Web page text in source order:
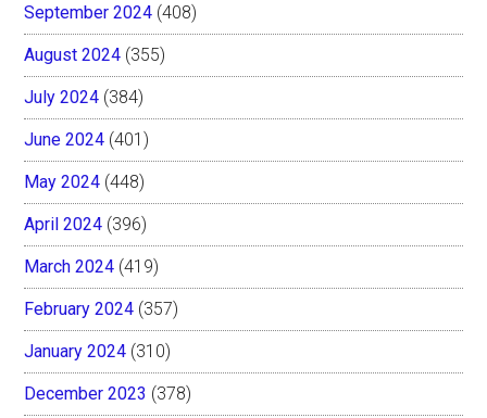
September 2024 (408)
August 2024 (355)
July 2024 (384)
June 2024 (401)
May 2024 (448)
April 2024 (396)
March 2024 (419)
February 2024 (357)
January 2024 (310)
December 2023 (378)